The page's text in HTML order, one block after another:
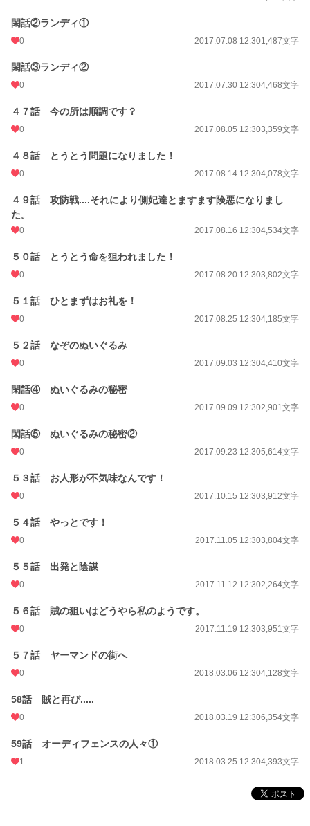
閑話②ランディ①
0 2017.07.08 12:301,487文字
閑話③ランディ②
0 2017.07.30 12:304,468文字
４７話 今の所は順調です？
0 2017.08.05 12:303,359文字
４８話 とうとう問題になりました！
0 2017.08.14 12:304,078文字
４９話 攻防戦....それにより側妃達とますます険悪になりまし
た。
0 2017.08.16 12:304,534文字
５０話 とうとう命を狙われました！
0 2017.08.20 12:303,802文字
５１話 ひとまずはお礼を！
0 2017.08.25 12:304,185文字
５２話 なぞのぬいぐるみ
0 2017.09.03 12:304,410文字
閑話④ ぬいぐるみの秘密
0 2017.09.09 12:302,901文字
閑話⑤ ぬいぐるみの秘密②
0 2017.09.23 12:305,614文字
５３話 お人形が不気味なんです！
0 2017.10.15 12:303,912文字
５４話 やっとです！
0 2017.11.05 12:303,804文字
５５話 出発と陰謀
0 2017.11.12 12:302,264文字
５６話 賊の狙いはどうやら私のようです。
0 2017.11.19 12:303,951文字
５７話 ヤーマンドの街へ
0 2018.03.06 12:304,128文字
58話 賊と再び.....
0 2018.03.19 12:306,354文字
59話 オーディフェンスの人々①
1 2018.03.25 12:304,393文字